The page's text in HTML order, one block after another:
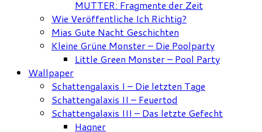
MUTTER: Fragmente der Zeit
Wie Veröffentliche Ich Richtig?
Mias Gute Nacht Geschichten
Kleine Grüne Monster – Die Poolparty
Little Green Monster – Pool Party
Wallpaper
Schattengalaxis I – Die letzten Tage
Schattengalaxis II – Feuertod
Schattengalaxis III – Das letzte Gefecht
Hagner